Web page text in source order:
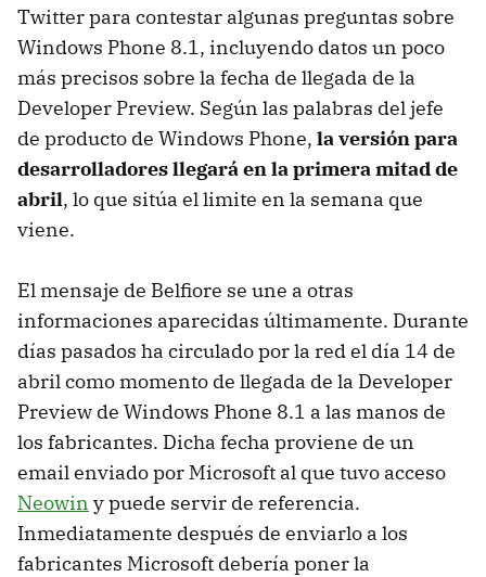
Twitter para contestar algunas preguntas sobre
Windows Phone 8.1, incluyendo datos un poco
más precisos sobre la fecha de llegada de la
Developer Preview. Según las palabras del jefe
de producto de Windows Phone, la versión para
desarrolladores llegará en la primera mitad de
abril, lo que sitúa el limite en la semana que
viene.
El mensaje de Belfiore se une a otras
informaciones aparecidas últimamente. Durante
días pasados ha circulado por la red el día 14 de
abril como momento de llegada de la Developer
Preview de Windows Phone 8.1 a las manos de
los fabricantes. Dicha fecha proviene de un
email enviado por Microsoft al que tuvo acceso
Neowin y puede servir de referencia.
Inmediatamente después de enviarlo a los
fabricantes Microsoft debería poner la